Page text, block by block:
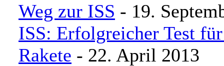
Weg zur ISS - 19.
ISS: Erfolgreicher Test
Rakete - 22. April 2013